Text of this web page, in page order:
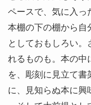
ペースで、気に入っ
本棚の下の棚から自
としておもしろい
れるものも。本の中
を、彫刻に見立て書
に、見知らぬ本に興